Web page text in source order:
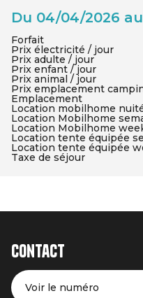
Du 04/04/2026
Forfait
Prix électricité / jour
Prix adulte / jour
Prix enfant / jour
Prix animal / jour
Prix emplacement
Emplacement
Location mobilhome
Location Mobilhome
Location Mobilhome
Location tente équipée
Location tente équipée
Taxe de séjour
Contact
Voir le numéro